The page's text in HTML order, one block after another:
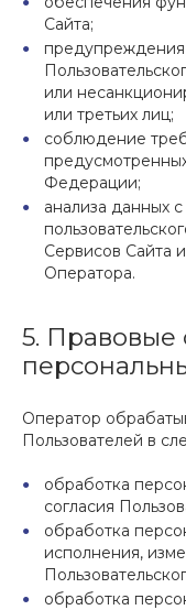
Сайта;
или
или третьих лиц;
соблюдение
Федерации;
анализа данных
Сервисов Сайта
Оператора.
5. Правовые
Оператор
Пользователей в
обработка
согласия
обработка
исполнения,
обработка